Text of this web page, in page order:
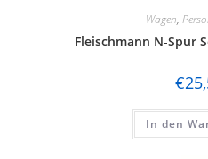
Wagen,
Fleischmann N-Spur
€
In den